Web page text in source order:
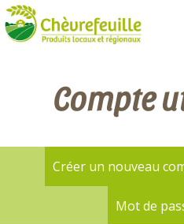
Compte
Onglets
principaux
Créer un nouveau
Mot de